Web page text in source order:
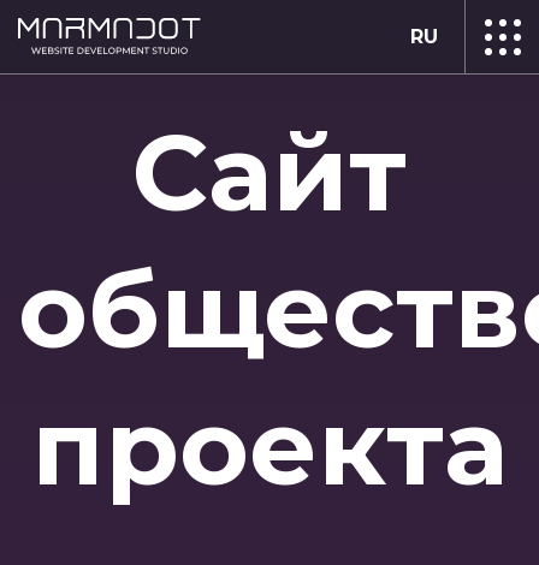
RU
Сайт
проекта